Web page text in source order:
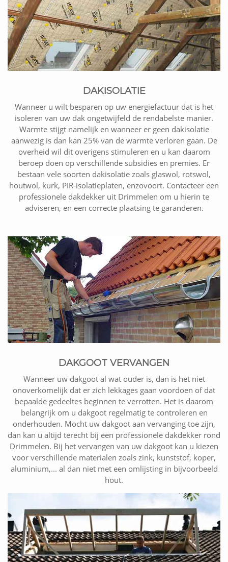
DAKISOLATIE
Wanneer u wilt besparen op uw energiefactuur dat is het
isoleren van uw dak ongetwijfeld de rendabelste manier.
Warmte stijgt namelijk en wanneer er geen dakisolatie
aanwezig is dan kan 25% van de warmte verloren gaan. De
overheid wil dit overigens stimuleren en u kan daarom
beroep doen op verschillende subsidies en premies. Er
bestaan vele soorten dakisolatie zoals glaswol, rotswol,
houtwol, kurk, PIR-isolatieplaten, enzovoort. Contacteer een
professionele dakdekker uit Drimmelen om u hierin te
adviseren, en een correcte plaatsing te garanderen.
DAKGOOT VERVANGEN
Wanneer uw dakgoot al wat ouder is, dan is het niet
onoverkomelijk dat er zich lekkages gaan voordoen of dat
bepaalde gedeeltes beginnen te verrotten. Het is daarom
belangrijk om u dakgoot regelmatig te controleren en
onderhouden. Mocht uw dakgoot aan vervanging toe zijn,
dan kan u altijd terecht bij een professionele dakdekker rond
Drimmelen. Bij het vervangen van uw dakgoot kan u kiezen
voor verschillende materialen zoals zink, kunststof, koper,
aluminium,... al dan niet met een omlijsting in bijvoorbeeld
hout.